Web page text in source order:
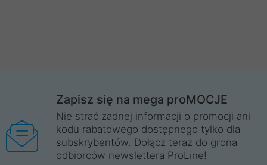
Zapisz się na mega proMOCJE
Nie strać żadnej informacji o promocji ani
kodu rabatowego dostępnego tylko dla
subskrybentów. Dołącz teraz do grona
odbiorców newslettera ProLine!